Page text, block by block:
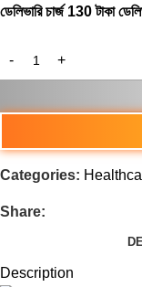
ডেলিভারি চার্জ 130 টাকা
Categories:
Share:
Description